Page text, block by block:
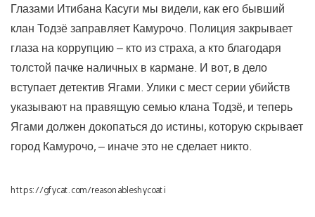
Глазами Итибана Касуги мы видели, как его бывший
клан Тодзё заправляет Камурочо. Полиция закрывает
глаза на коррупцию – кто из страха, а кто благодаря
толстой пачке наличных в кармане. И вот, в дело
вступает детектив Ягами. Улики с мест серии убийств
указывают на правящую семью клана Тодзё, и теперь
Ягами должен докопаться до истины, которую скрывает
город Камурочо, – иначе это не сделает никто.
https://gfycat.com/reasonableshycoati